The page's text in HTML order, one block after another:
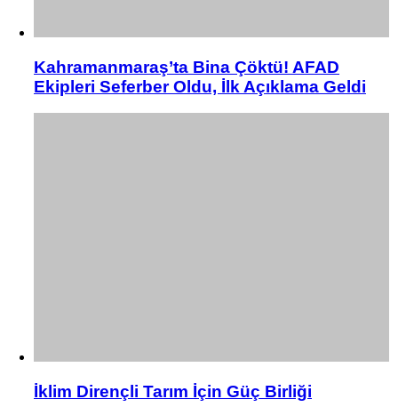
Kahramanmaraş’ta Bina Çöktü! AFAD
Ekipleri Seferber Oldu, İlk Açıklama Geldi
İklim Dirençli Tarım İçin Güç Birliği